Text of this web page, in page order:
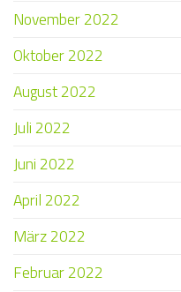
November 2022
Oktober 2022
August 2022
Juli 2022
Juni 2022
April 2022
März 2022
Februar 2022